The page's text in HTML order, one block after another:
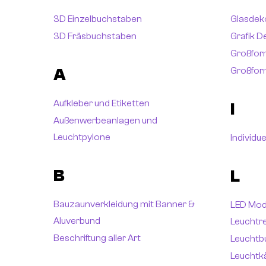
3D Einzelbuchstaben
3D Fräsbuchstaben
A
Aufkleber und Etiketten
Außenwerbeanlagen und
Leuchtpylone
B
Bauzaunverkleidung mit Banner &
Aluverbund
Beschriftung aller Art
Grafik
I
L
LED